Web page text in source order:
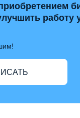
работу